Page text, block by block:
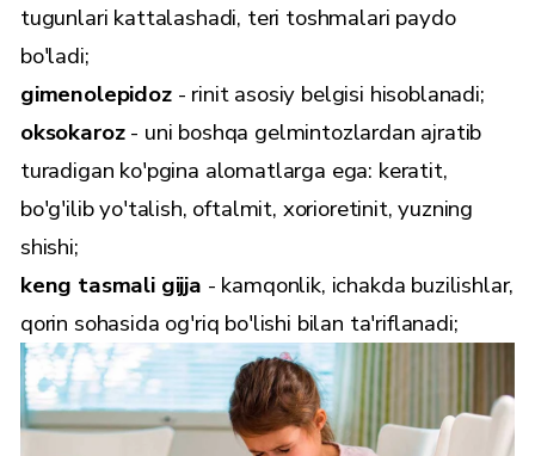
tugunlari kattalashadi, teri toshmalari paydo
bo'ladi;
gimenolepidoz- rinit asosiy belgisi hisoblanadi;
oksokaroz- uni boshqa gelmintozlardan ajratib
turadigan ko'pgina alomatlarga ega: keratit,
bo'g'ilib yo'talish, oftalmit, xorioretinit, yuzning
shishi;
keng tasmali gijja - kamqonlik, ichakda buzilishlar,
qorin sohasida og'riq bo'lishi bilan ta'riflanadi;